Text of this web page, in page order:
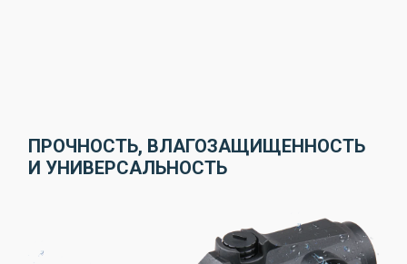
ПРОЧНОСТЬ, ВЛАГОЗАЩИЩЕННОСТЬ
И УНИВЕРСАЛЬНОСТЬ